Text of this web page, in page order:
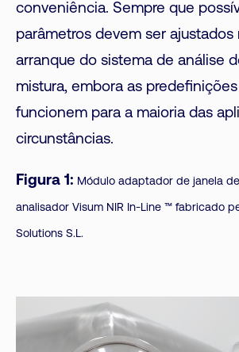
conveniência. Sempre que
parâmetros devem ser ajustados
arranque do sistema de análise
mistura, embora as
funcionem para a maioria das
circunstâncias.
Figura 1: Módulo adaptador de janela
analisador Visum NIR In-Line ™ fabricado
Solutions S.L.